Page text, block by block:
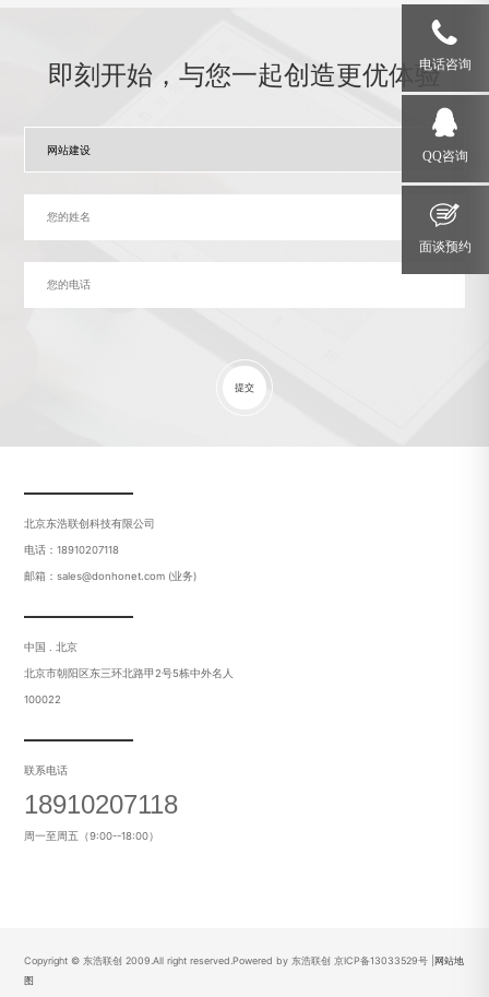
即刻开始，与您一起创造更优体验
提交
北京东浩联创科技有限公司
电话：18910207118
邮箱：sales@donhonet.com (业务)
中国 . 北京
北京市朝阳区东三环北路甲2号5栋中外名人
100022
联系电话
18910207118
周一至周五（9:00--18:00）
Copyright © 东浩联创 2009.All right reserved.Powered by 东浩联创京ICP备13033529号 |网站地
图
电话咨询
QQ咨询
面谈预约